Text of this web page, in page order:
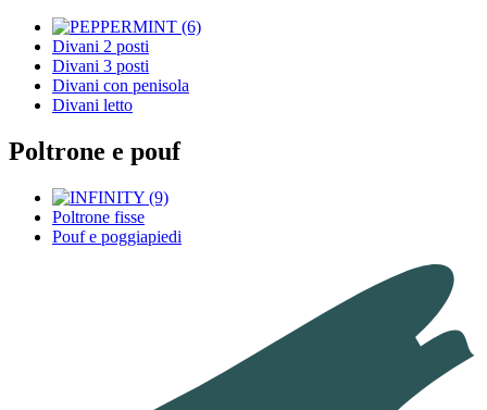
Divani 2 posti
Divani 3 posti
Divani con penisola
Divani letto
Poltrone e pouf
Poltrone fisse
Pouf e poggiapiedi